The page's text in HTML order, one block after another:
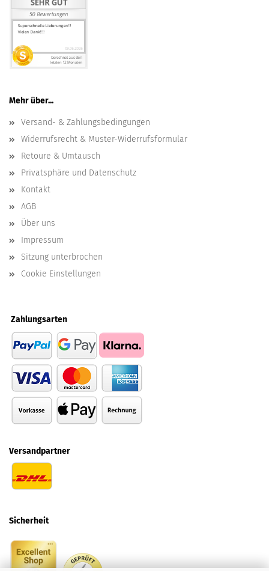
Mehr über...
Versand- & Zahlungsbedingungen
Widerrufsrecht & Muster-Widerrufsformular
Retoure & Umtausch
Privatsphäre und Datenschutz
Kontakt
AGB
Über uns
Impressum
Sitzung unterbrochen
Cookie Einstellungen
Zahlungsarten
Versandpartner
Sicherheit